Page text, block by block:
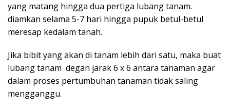
yang matang hingga dua pertiga lubang tanam.
diamkan selama 5-7 hari hingga pupuk betul-betul
meresap kedalam tanah.
Jika bibit yang akan di tanam lebih dari satu, maka buat
lubang tanam degan jarak 6 x 6 antara tanaman agar
dalam proses pertumbuhan tanaman tidak saling
mengganggu.